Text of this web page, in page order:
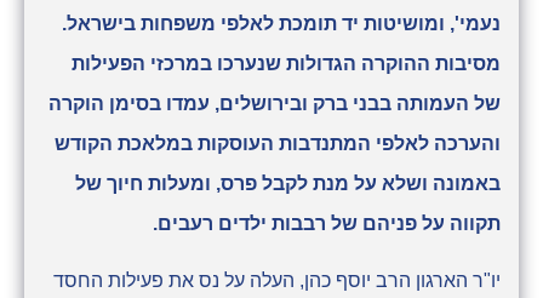
נעמי', ומושיטות יד תומכת לאלפי משפחות בישראל.
מסיבות ההוקרה הגדולות שנערכו במרכזי הפעילות
של העמותה בבני ברק ובירושלים, עמדו בסימן הוקרה
והערכה לאלפי המתנדבות העוסקות במלאכת הקודש
באמונה ושלא על מנת לקבל פרס, ומעלות חיוך של
תקווה על פניהם של רבבות ילדים רעבים.
יו"ר הארגון הרב יוסף כהן, העלה על נס את פעילות החסד